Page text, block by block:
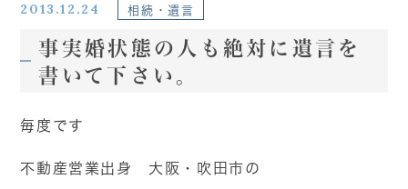
2013.12.24 相続・遺言
事実婚状態の人も絶対に遺言を
書いて下さい。
毎度です
不動産営業出身 大阪・吹田市の